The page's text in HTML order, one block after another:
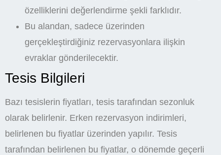
özelliklerini değerlendirme şekli farklıdır.
Bu alandan, sadece üzerinden
gerçekleştirdiğiniz rezervasyonlara ilişkin
evraklar gönderilecektir.
Tesis Bilgileri
Bazı tesislerin fiyatları, tesis tarafından sezonluk
olarak belirlenir. Erken rezervasyon indirimleri,
belirlenen bu fiyatlar üzerinden yapılır. Tesis
tarafından belirlenen bu fiyatlar, o dönemde geçerli